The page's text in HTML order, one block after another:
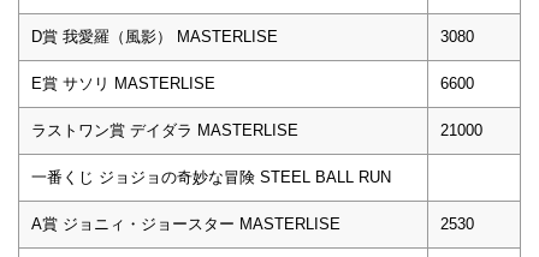
D賞 我愛羅（風影） MASTERLISE 3080
E賞 サソリ MASTERLISE 6600
ラストワン賞 デイダラ MASTERLISE 21000
一番くじ ジョジョの奇妙な冒険 STEEL BALL RUN
A賞 ジョニィ・ジョースター MASTERLISE 2530